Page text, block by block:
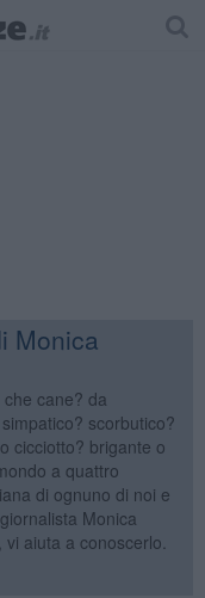
Monica
cane? da
scorbutico?
cicciotto? brigante o
a quattro
di ognuno di noi e
Monica
aiuta a conoscerlo.